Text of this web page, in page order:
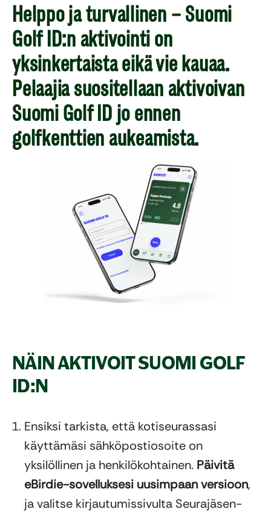
Helppo ja turvallinen – Suomi
Golf ID:n aktivointi on
yksinkertaista eikä vie kauaa.
Pelaajia suositellaan aktivoivan
Suomi Golf ID jo ennen
golfkenttien aukeamista.
NÄIN AKTIVOIT SUOMI GOLF
ID:N
Ensiksi tarkista, että kotiseurassasi
käyttämäsi sähköpostiosoite on
yksilöllinen ja henkilökohtainen. Päivitä
eBirdie-sovelluksesi uusimpaan versioon,
ja valitse kirjautumissivulta Seurajäsen-